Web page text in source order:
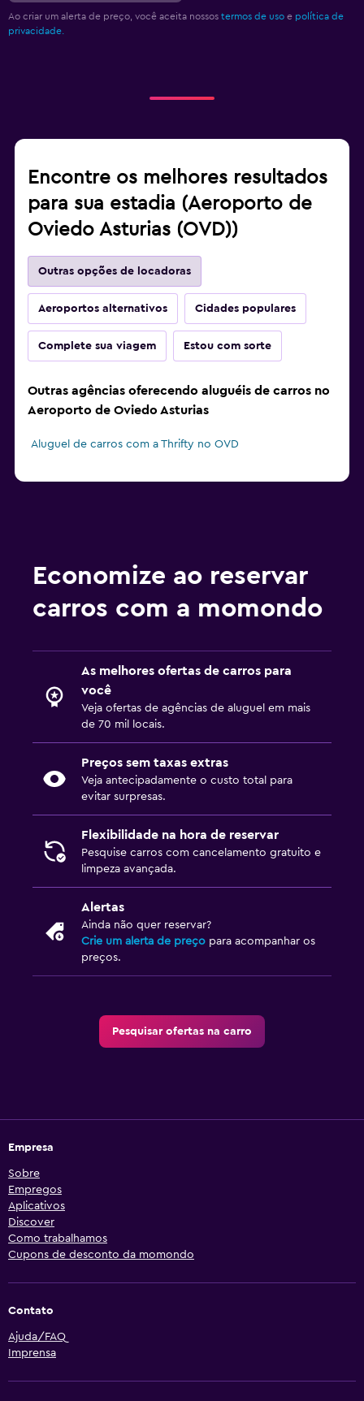
Ao criar um alerta de preço, você aceita nossos termos de uso e política de
privacidade.
Encontre os melhores resultados
para sua estadia (Aeroporto de
Oviedo Asturias (OVD))
Outras opções de locadoras
Aeroportos alternativos Cidades populares
Complete sua viagem Estou com sorte
Outras agências oferecendo aluguéis de carros no
Aeroporto de Oviedo Asturias
Aluguel de carros com a Thrifty no OVD
Economize ao reservar
carros com a momondo
As melhores ofertas de carros para
você
Veja ofertas de agências de aluguel em mais
de 70 mil locais.
Preços sem taxas extras
Veja antecipadamente o custo total para
evitar surpresas.
Flexibilidade na hora de reservar
Pesquise carros com cancelamento gratuito e
limpeza avançada.
Alertas
Ainda não quer reservar?
Crie um alerta de preço para acompanhar os
preços.
Pesquisar ofertas na carro
Empresa
Sobre
Empregos
Aplicativos
Discover
Como trabalhamos
Cupons de desconto da momondo
Contato
Ajuda/FAQ
Imprensa